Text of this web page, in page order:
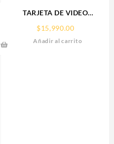
TARJETA DE VIDEO
R907XGAMINGOCICE-16GD)
RX 9070
$15,990.00
Añadir al carrito